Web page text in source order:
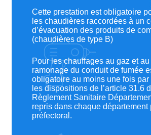
Cette prestation est obligatoire
les chaudières raccordées à un
d’évacuation des produits de
(chaudières de type B)
Pour les chauffages au gaz et
ramonage du conduit de fumée
obligatoire au moins une fois par
les dispositions de l’article 31.6
Règlement Sanitaire
repris dans chaque département
préfectoral.